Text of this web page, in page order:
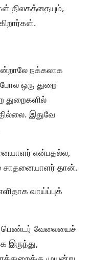
திலகத்தையும்,
நக்கலாக
ஒரு துறை
துறைகளில்
இதுவே
என்பதல்ல,
சாதனையாளர் தான்.
வாய்ப்புக்
வேலையைச்
இருந்து,